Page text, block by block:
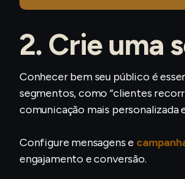
2. Crie uma
Conhecer bem seu público é
segmentos, como “clientes
comunicação mais
Configure mensagens e
engajamento e conversão.